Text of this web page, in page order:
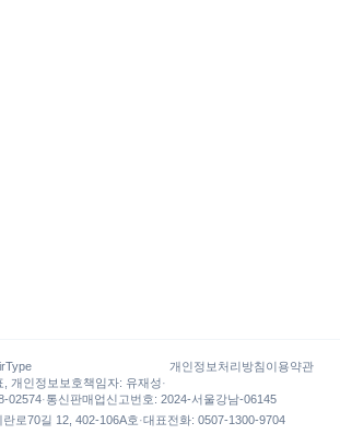
개인정보처리방침이용약관
, 개인정보보호책임자: 유재성·
02574·통신판매업신고번호: 2024-서울강남-06145
로70길 12, 402-106A호·대표전화: 0507-1300-9704